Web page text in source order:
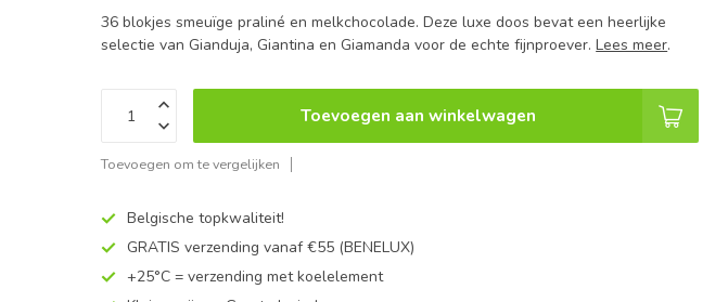
36 blokjes smeuïge praliné en melkchocolade. Deze luxe doos bevat een heerlijke
selectie van Gianduja, Giantina en Giamanda voor de echte fijnproever.Lees meer.
Toevoegen aan winkelwagen
Toevoegen om te vergelijken
Belgische topkwaliteit!
GRATIS verzending vanaf €55 (BENELUX)
+25°C = verzending met koelelement